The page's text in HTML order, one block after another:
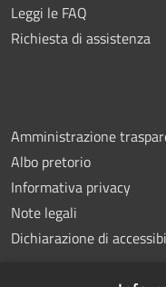
Leggi le FAQ
Richiesta di assistenza
Amministrazione
Albo pretorio
Informativa privacy
Note legali
Dichiarazione di